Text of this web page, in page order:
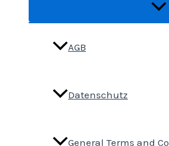
AGB
Datenschutz
General Terms and